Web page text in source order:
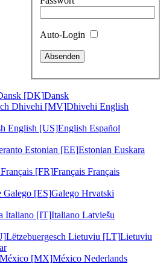
Auto-Login
[DK]Dansk
Dhivehi [MV]Dhivehi English
English [US]English Español
Estonian [EE]Estonian Euskara
Français [FR]Français Français
Galego [ES]Galego Hrvatski
Italiano [IT]Italiano Latviešu
Lëtzebuergesch Lietuviu [LT]Lietuviu
México [MX]México Nederlands